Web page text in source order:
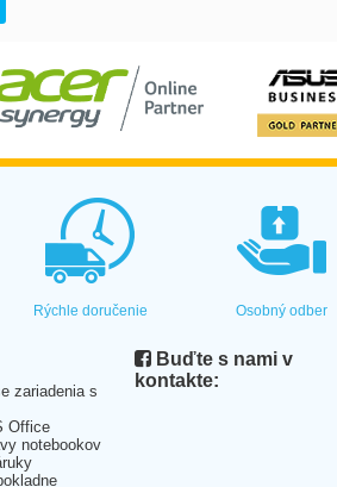
Rýchle doručenie Osobný odber
zariadenia s
Office
notebookov
Buďte s nami v
kontakte: